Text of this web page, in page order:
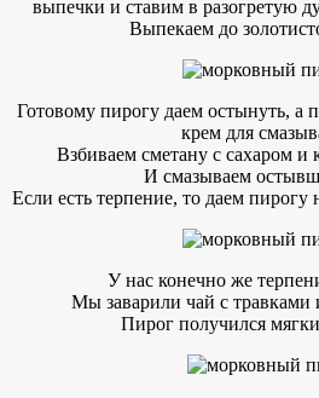
выпечки и ставим в разогретую
Выпекаем до
Готовому пирогу даем остынуть, а
крем для
Взбиваем сметану с сахаром и
И смазываем
Если есть терпение, то даем пирогу
У нас конечно же
Мы заварили чай с травками
Пирог получился